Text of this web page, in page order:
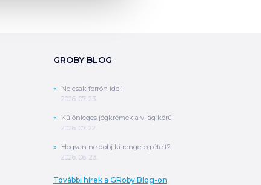
GROBY BLOG
Ne csak forrón idd!
2026. 07. 23.
Különleges jégkrémek a világ körül
2026. 07. 22.
Hogyan ne dobj ki rengeteg ételt?
2026. 06. 23.
További hírek a GRoby Blog-on